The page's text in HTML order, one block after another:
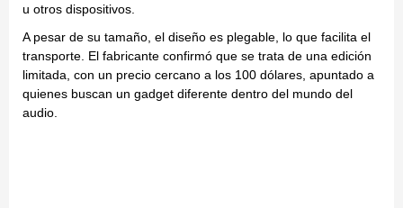
u otros dispositivos.
A pesar de su tamaño, el diseño es plegable, lo que facilita el
transporte. El fabricante confirmó que se trata de una edición
limitada, con un precio cercano a los 100 dólares, apuntado a
quienes buscan un gadget diferente dentro del mundo del
audio.